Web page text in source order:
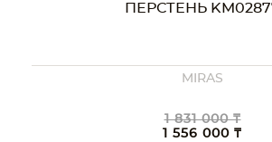
ПЕРСТЕНЬ
MIRAS
1 831 000 ₸
1 556 000 ₸